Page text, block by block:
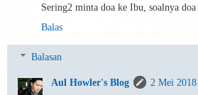
Sering2 minta doa ke Ibu, soalnya
Balas
Balasan
Aul Howler's Blog
2 Mei